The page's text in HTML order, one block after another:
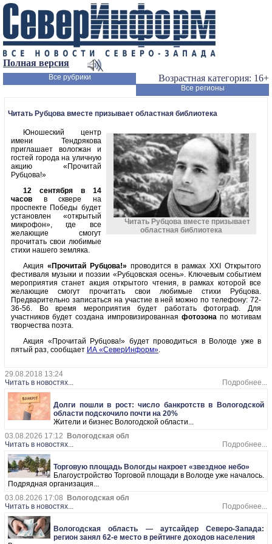
Полная версия
Возрастная категория: 16+
Все рубрики
Все регионы
Читать Рубцова вместе призывает областная библиотека
Читать Рубцова вместе призывает
областная библиотека
Юношеский центр
имени Тендрякова
приглашает вологжан и
гостей города на уличную
акцию «Прочитай
Рубцова!»
12 сентября в 14
часов в сквере на
проспекте Победы будет
установлен «открытый
микрофон», где все
желающие смогут
прочитать свои любимые
стихи нашего земляка.
Акция «Прочитай Рубцова!» проводится в рамках XXI Открытого
фестиваля музыки и поэзии «Рубцовская осень». Ключевым событием
мероприятия станет акция открытого чтения, в рамках которой все
желающие смогут прочитать свои любимые стихи Рубцова.
Предварительно записаться на участие в ней можно по телефону: 72-
36-56. Во время мероприятия будет работать фотограф. Для
участников будет создана импровизированная фотозонапо мотивам
творчества поэта.
Акция «Прочитай Рубцова!» будет проводиться в Вологде уже в
пятый раз, сообщает ИА «СеверИнформ».
29.08.2018 13:24
Читать в новостях...
Подробнее...
Долги пошли в рост: число банкротств в Вологодской
области подскочило почти на 20%
Жители и бизнес Вологодской области...
03.08.2026 17:12
Вологодская обл
Читать в новостях...
Подробнее...
Торговую площадь Вологды накроет «звездное небо»
Благоустройство Торговой площади в Вологде уже началось.
Подрядная организация...
03.08.2026 17:08
Вологодская обл
Читать в новостях...
Подробнее...
Вологодская область — аутсайдер Северо-Запада:
регион занял 62-е место в рейтинге доходов населения